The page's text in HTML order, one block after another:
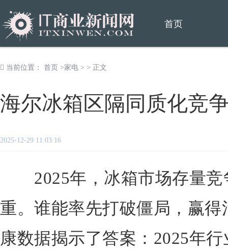
首页
当前位置： 首页 >家电 > > 正文
海尔冰箱区隔同质化竞
2025-12-29 11:03:16
2025年，冰箱市场存量竞
重。谁能率先打破僵局，赢
康数据揭示了答案：2025年